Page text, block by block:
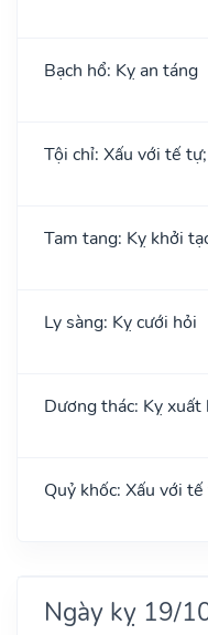
Bạch hổ: Kỵ an táng
Tội chỉ: Xấu với tế
Tam tang: Kỵ khởi
Ly sàng: Kỵ cưới hỏi
Dương thác: Kỵ
Quỷ khốc: Xấu với
Ngày kỵ 19/